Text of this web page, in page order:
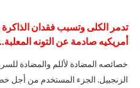
تدمر الكلى وتسبب فقدان
أمريكيه صادمة عن التونه
خصائصه المضادة لأللم والمضادة
الزنجبيل. الجزء المستخدم من أجل